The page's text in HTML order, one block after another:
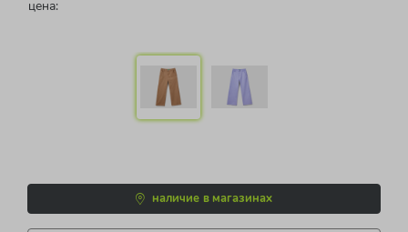
цена:
наличие в магазинах